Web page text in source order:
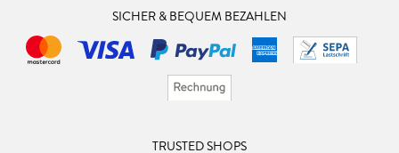
SICHER & BEQUEM BEZAHLEN
TRUSTED SHOPS